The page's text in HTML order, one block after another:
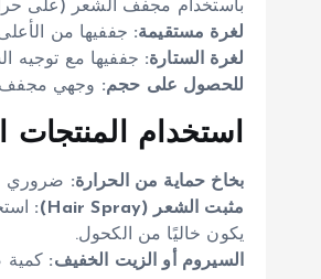
باستخدام مجفف الشعر (على
لغرة مستقيمة: جففيها من
لغرة الستارة: جففيها مع توجيه
للحصول على حجم: وجهي مجفف
استخدام المنتجات
بخاخ حماية من الحرارة: ضروري
مثبت الشعر (Hair Spray):
يكون خاليًا من الكحول.
السيروم أو الزيت الخفيف: كمية